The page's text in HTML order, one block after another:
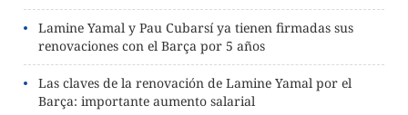
Lamine Yamal y Pau Cubarsí ya tienen firmadas sus
renovaciones con el Barça por 5 años
Las claves de la renovación de Lamine Yamal por el
Barça: importante aumento salarial